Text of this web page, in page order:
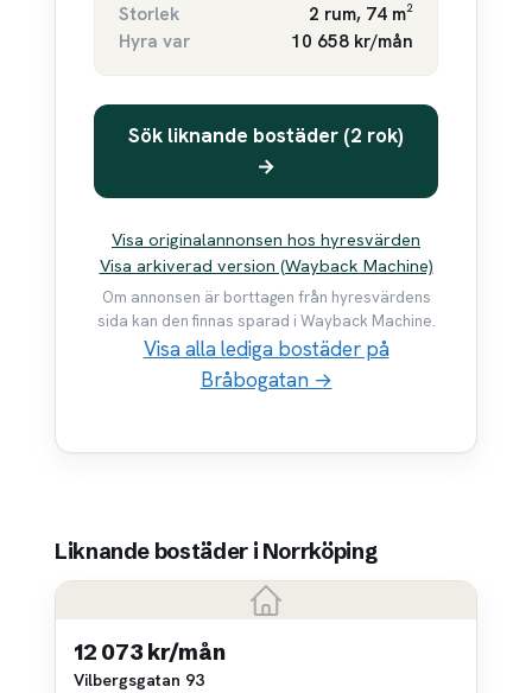
Storlek
2 rum, 74 m²
Hyra var
10 658 kr/mån
Sök liknande bostäder (2 rok)
→
Visa originalannonsen hos hyresvärden
Visa arkiverad version (Wayback Machine)
Om annonsen är borttagen från hyresvärdens
sida kan den finnas sparad i Wayback Machine.
Visa alla lediga bostäder på
Bråbogatan →
Liknande bostäder i Norrköping
12 073 kr/mån
Vilbergsgatan 93